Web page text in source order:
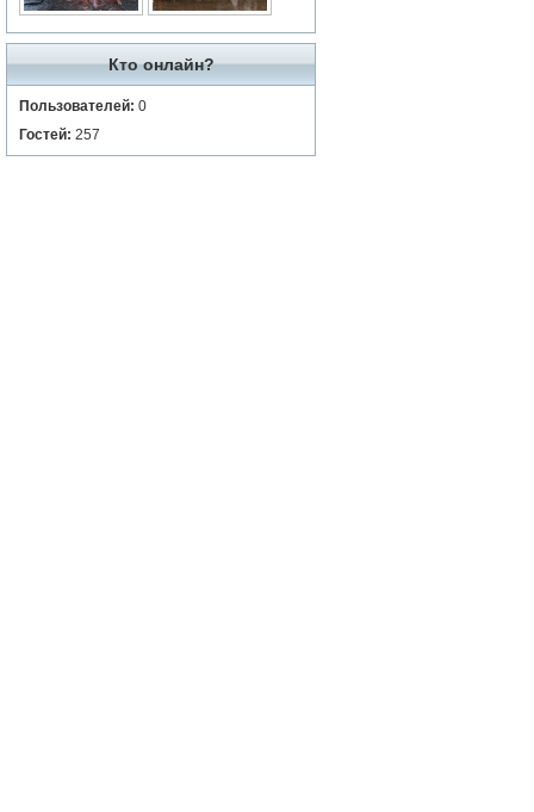
Кто онлайн?
Пользователей: 0
Гостей: 257